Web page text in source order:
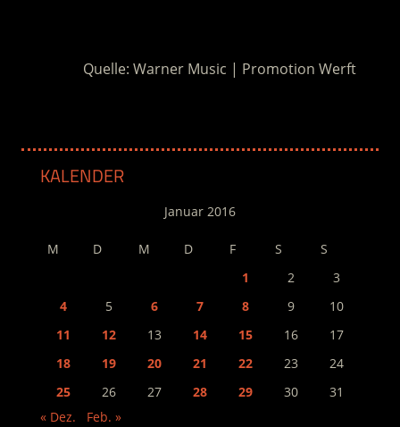
Quelle: Warner Music | Promotion Werft
KALENDER
Januar 2016
M D M D F S
S
1
2
3
4
5 6 7 8 9
10
11
12 13 14 15 16
17
18
19 20 21 22 23
24
25
26 27 28 29 30
31
« Dez.
Feb. »